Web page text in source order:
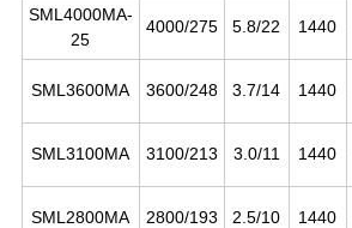
SML4000MA-
25
4000/275 5.8/22 1440
SML3600MA 3600/248 3.7/14 1440
SML3100MA 3100/213 3.0/11 1440
SML2800MA 2800/193 2.5/10 1440